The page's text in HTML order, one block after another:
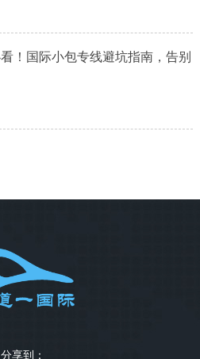
！国际小包专线避坑指南，告别
分享到：